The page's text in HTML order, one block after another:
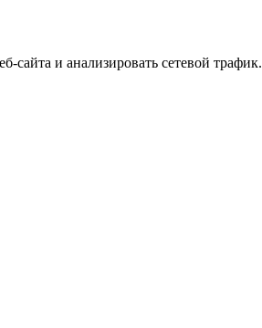
и анализировать сетевой трафик.